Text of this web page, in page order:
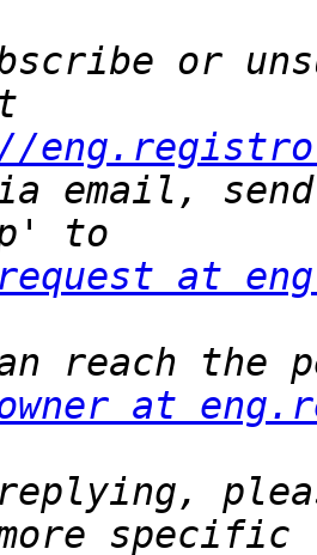
or
email, send
at
at
replying,